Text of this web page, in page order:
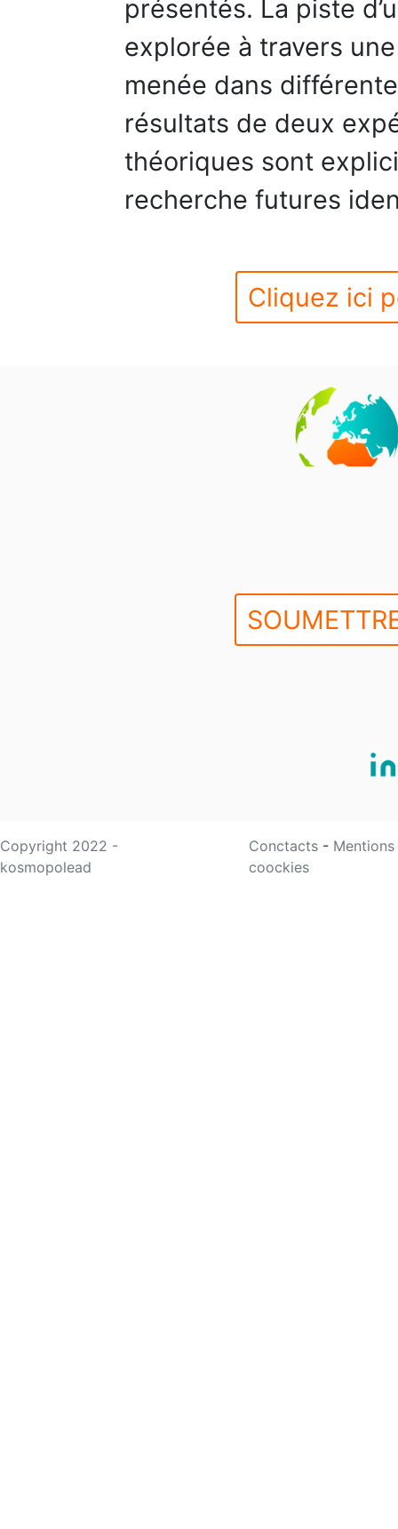
présentés. La piste
explorée à travers
menée dans
résultats de deux
théoriques sont
recherche futures
Cliquez ici
Copyright 2022 -
kosmopolead
Conctacts -
coockies